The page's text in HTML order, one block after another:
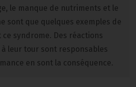
le manque de nutriments et le
sont que quelques exemples de
syndrome. Des réactions
leur tour sont responsables
en sont la conséquence.